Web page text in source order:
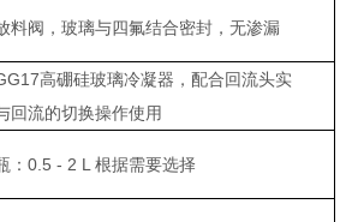
料阀，玻璃与四氟结合密封，无渗漏
高硼硅玻璃冷凝器，配合回流头实
回流的切换操作使用
：0.5 - 2 L 根据需要选择